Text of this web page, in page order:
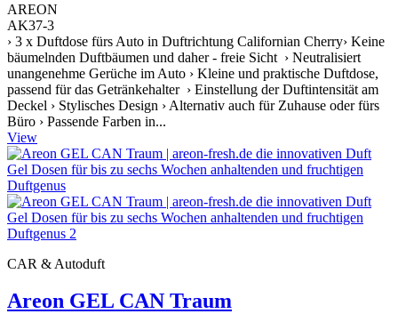
AREON
AK37-3
› 3 x Duftdose fürs Auto in Duftrichtung Californian Cherry› Keine
bäumelnden Duftbäumen und daher - freie Sicht › Neutralisiert
unangenehme Gerüche im Auto › Kleine und praktische Duftdose,
passend für das Getränkehalter › Einstellung der Duftintensität am
Deckel › Stylisches Design › Alternativ auch für Zuhause oder fürs
Büro › Passende Farben in...
View
CAR & Autoduft
Areon GEL CAN Traum